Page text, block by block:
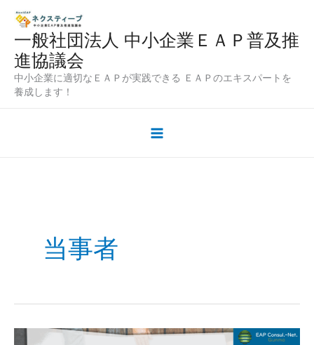
一般社団法人 中小企業ＥＡＰ普及推
進協議会
中小企業に適切なＥＡＰが実践できる ＥＡＰのエキスパートを
養成します！
当事者